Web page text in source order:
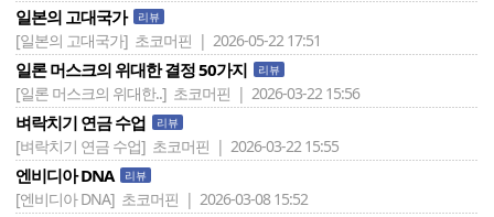
일본의 고대국가 리뷰
[일본의 고대국가] 초코머핀 | 2026-05-22 17:51
일론 머스크의 위대한 결정 50가지 리뷰
[일론 머스크의 위대한..] 초코머핀 | 2026-03-22 15:56
벼락치기 연금 수업 리뷰
[벼락치기 연금 수업] 초코머핀 | 2026-03-22 15:55
엔비디아 DNA 리뷰
[엔비디아 DNA] 초코머핀 | 2026-03-08 15:52